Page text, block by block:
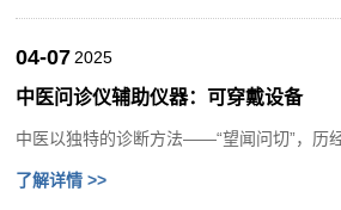
04-07 2025
中医问诊仪辅助仪器：可穿戴设备
中医以独特的诊断方法——“望闻问切”，历
了解详情 >>